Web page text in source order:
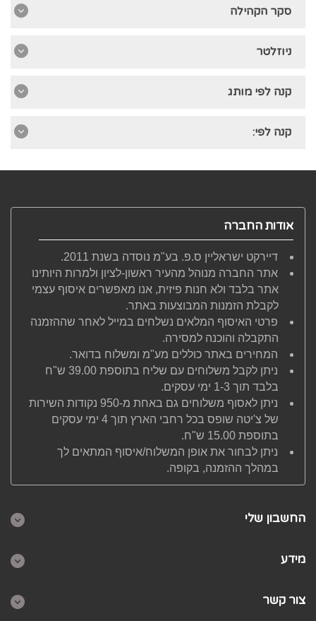
סקר הקהילה
ניוזלטר
קנה לפי מותג
קנה לפי:
אודות החברה
דיירקט ישראליין ס.פ. בע"מ נוסדה בשנת 2011.
אתר החברה מנוהל מהעיר ראשון-לציון ולמרות היותינו
אתר בלבד ולא חנות פיזית, אנו מאפשרים איסוף עצמי
לקבלת הזמנות המבוצעות באתר.
פרטי האיסוף המלאים נשלחים במייל לאחר שההזמנה
התקבלה והוכנה למסירה.
המחירים באתר כוללים מע"מ ומשלוח בדואר.
ניתן לקבל משלוחים עם שליח בתוספת 39.00 ש"ח
בלבד תוך 1-3 ימי עסקים.
ניתן לאסוף משלוחים גם באחת מ-950 נקודות השירות
של צ'יטה שופס בכל רחבי הארץ תוך 4 ימי עסקים
בתוספת 15.00 ש"ח.
ניתן לבחור את אופן המשלוח/איסוף המתאים לך
במהלך ההזמנה, בקופה.
החשבון שלי
מידע
צור קשר